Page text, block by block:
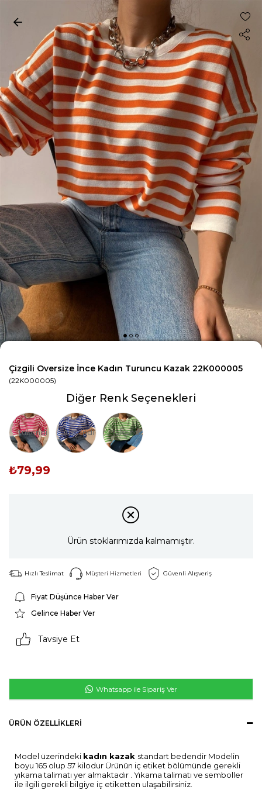
Çizgili Oversize İnce Kadın Turuncu Kazak 22K000005
(22K000005)
Diğer Renk Seçenekleri
Tükendi Tükendi Tükendi
₺79,99
Ürün stoklarımızda kalmamıştır.
Hızlı Teslimat Müşteri Hizmetleri Güvenli Alışveriş
Fiyat Düşünce Haber Ver
Gelince Haber Ver
Tavsiye Et
Whatsapp ile Sipariş Ver
ÜRÜN ÖZELLIKLERI
Model üzerindeki kadın kazak standart bedendir Modelin
boyu 165 olup 57 kilodur Ürünün iç etiket bölümünde gerekli
yıkama talimatı yer almaktadır . Yıkama talimatı ve semboller
ile ilgili gerekli bilgiye iç etiketten ulaşabilirsiniz.